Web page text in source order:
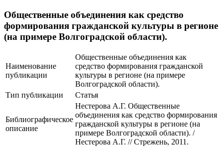
Общественные объединения как средство
формирования гражданской культуры в регионе
(на примере Волгоградской области).
Наименование
публикации
Общественные объединения как
средство формирования гражданской
культуры в регионе (на примере
Волгоградской области).
Тип публикации
Статья
Библиографическое
описание
Нестерова А.Г. Общественные
объединения как средство формирования
гражданской культуры в регионе (на
примере Волгоградской области). /
Нестерова А.Г. // Стрежень, 2011.